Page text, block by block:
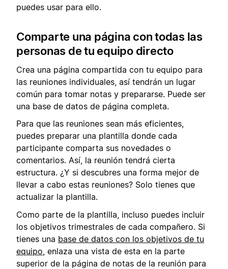
puedes usar para ello.
Comparte una página con todas las
personas de tu equipo directo
Crea una página compartida con tu equipo para
las reuniones individuales, así tendrán un lugar
común para tomar notas y prepararse. Puede ser
una base de datos de página completa.
Para que las reuniones sean más eficientes,
puedes preparar una plantilla donde cada
participante comparta sus novedades o
comentarios. Así, la reunión tendrá cierta
estructura. ¿Y si descubres una forma mejor de
llevar a cabo estas reuniones? Solo tienes que
actualizar la plantilla.
Como parte de la plantilla, incluso puedes incluir
los objetivos trimestrales de cada compañero. Si
tienes una base de datos con los objetivos de tu
equipo , enlaza una vista de esta en la parte
superior de la página de notas de la reunión para